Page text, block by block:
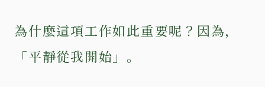
為什麼這項工作如此重要呢？因為，
「平靜從我開始」。